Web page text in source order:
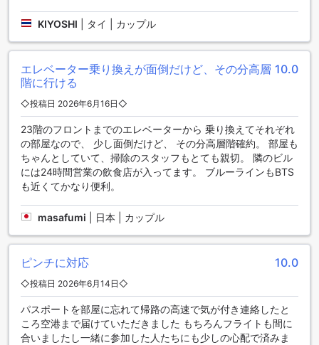
ニエンスストアも併設されており、日常の小さなニーズにも
対応。日々のハウスキーピングサービスも提供されるため、
清潔で快適な空間を常に保つことができます。
交通施設の充実したクラウンプラザ バンコク ルンピニパーク
バイ IHG
クラウンプラザ バンコク ルンピニパーク バイ IHGでは、快適
で便利な交通施設を提供しており、ゲストの移動をサポート
します。空港送迎サービスを利用すれば、バンコクのスワン
ナプーム国際空港やドンムアン空港からのアクセスがスムー
ズです。観光ツアーの手配も可能で、バンコクの魅力を存分
に楽しむことができます。
また、ホテル内にはバレットパーキングサービスがあり、車
を利用するゲストにとって非常に便利です。自家用車での訪
問者には、敷地内の駐車場が利用でき、自己駐車も可能で
す。駐車場は無料で利用できるため、車を持ち込む際にも安
心です。ただし、駐車場料金が適用される場合もあるため、
スも完備されており、気軽に移動したい方にも最適な環境が
整っています。
クラウンプラザ バンコク ルンピニパークの客室設備
KIYOSHI タイ | カップル
エレベーター乗り換えが面倒だけど、その分高層
階に行ける
10.0
◇投稿日 2026年6月16日◇
23階のフロントまでのエレベーターから 乗り換えてそれぞれ
の部屋なので、 少し面倒だけど、 その分高層階確約。 部屋も
ちゃんとしていて、掃除のスタッフもとても親切。 隣のビル
には24時間営業の飲食店が入ってます。 ブルーラインもBTS
も近くてかなり便利。
masafumi 日本 | カップル
ピンチに対応 10.0
◇投稿日 2026年6月14日◇
パスポートを部屋に忘れて帰路の高速で気が付き連絡したと
ころ空港まで届けていただきました もちろんフライトも間に
合いましたし一緒に参加した人たちにも少しの心配で済みま